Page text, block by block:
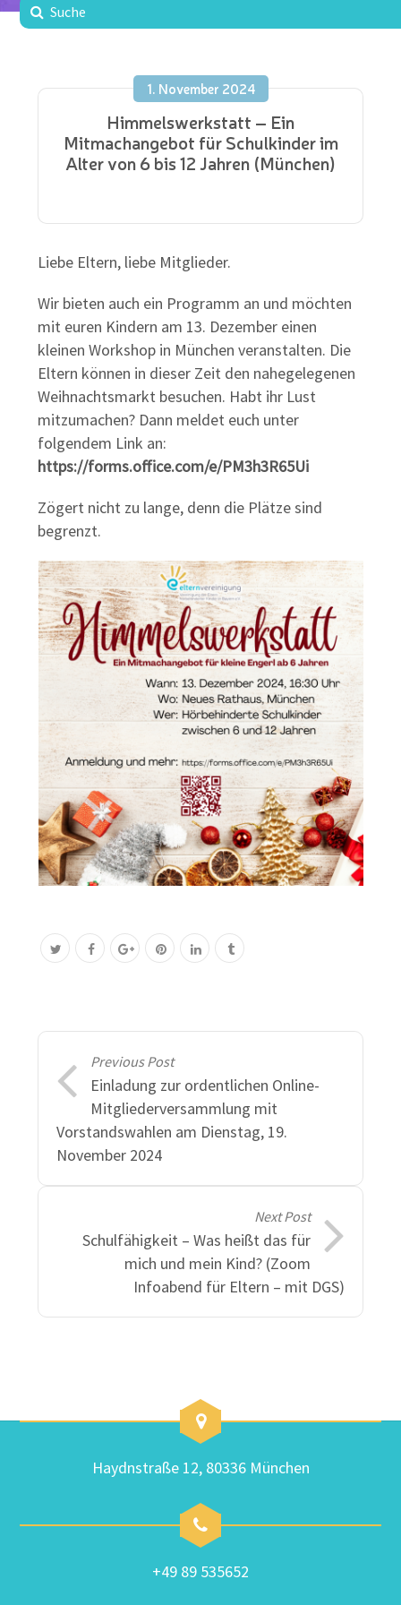
1. November 2024
Himmelswerkstatt – Ein
Mitmachangebot für Schulkinder im
Alter von 6 bis 12 Jahren (München)
Liebe Eltern, liebe Mitglieder.
Wir bieten auch ein Programm an und möchten
mit euren Kindern am 13. Dezember einen
kleinen Workshop in München veranstalten. Die
Eltern können in dieser Zeit den nahegelegenen
Weihnachtsmarkt besuchen. Habt ihr Lust
mitzumachen? Dann meldet euch unter
folgendem Link an:
https://forms.office.com/e/PM3h3R65Ui
Zögert nicht zu lange, denn die Plätze sind
begrenzt.
Previous Post
Einladung zur ordentlichen Online-
Mitgliederversammlung mit
Vorstandswahlen am Dienstag, 19.
November 2024
Next Post
Schulfähigkeit – Was heißt das für
mich und mein Kind? (Zoom
Infoabend für Eltern – mit DGS)
Haydnstraße 12, 80336 München
+49 89 535652